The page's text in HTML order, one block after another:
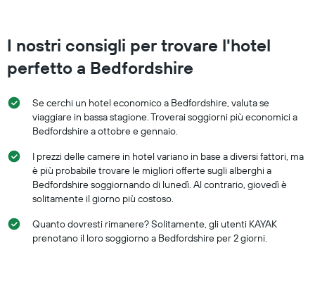
I nostri consigli per trovare l'hotel
perfetto a Bedfordshire
Se cerchi un hotel economico a Bedfordshire, valuta se
viaggiare in bassa stagione. Troverai soggiorni più economici a
Bedfordshire a ottobre e gennaio.
I prezzi delle camere in hotel variano in base a diversi fattori, ma
è più probabile trovare le migliori offerte sugli alberghi a
Bedfordshire soggiornando di lunedì. Al contrario, giovedì è
solitamente il giorno più costoso.
Quanto dovresti rimanere? Solitamente, gli utenti KAYAK
prenotano il loro soggiorno a Bedfordshire per 2 giorni.